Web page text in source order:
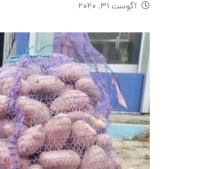
آگوست ۳۱, ۲۰۲۰